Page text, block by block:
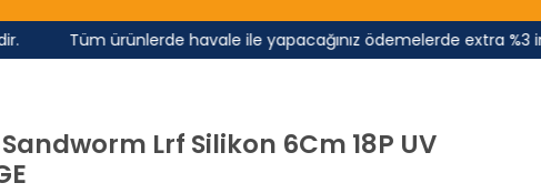
Tüm ürünlerde havale ile yapacağınız ödemelerde extra %3
Sandworm Lrf Silikon 6Cm 18P UV